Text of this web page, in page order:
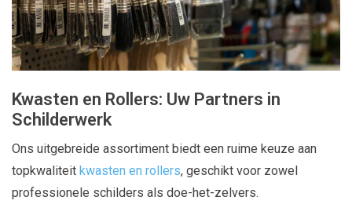
Kwasten en Rollers: Uw Partners in
Schilderwerk
Ons uitgebreide assortiment biedt een ruime keuze aan
topkwaliteit kwasten en rollers, geschikt voor zowel
professionele schilders als doe-het-zelvers.